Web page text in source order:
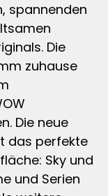
spannenden
Die
zuhause
Die neue
das perfekte
Sky und
und Serien